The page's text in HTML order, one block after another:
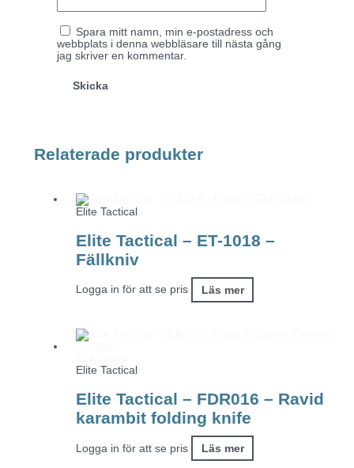
Spara mitt namn, min e-postadress och
webbplats i denna webbläsare till nästa gång
jag skriver en kommentar.
Relaterade produkter
Elite Tactical
Elite Tactical – ET-1018 –
Fällkniv
Logga in för att se pris Läs mer
Elite Tactical
Elite Tactical – FDR016 – Ravid
karambit folding knife
Logga in för att se pris Läs mer